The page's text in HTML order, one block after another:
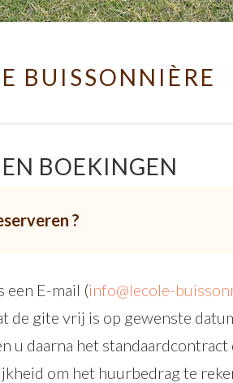
BUISSONNIÈRE
BOEKINGEN
?
een E-mail (info@lecole-
de gite vrij is op gewenste
u daarna het
om het huurbedrag te